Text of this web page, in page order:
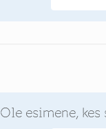
Ole esimene,